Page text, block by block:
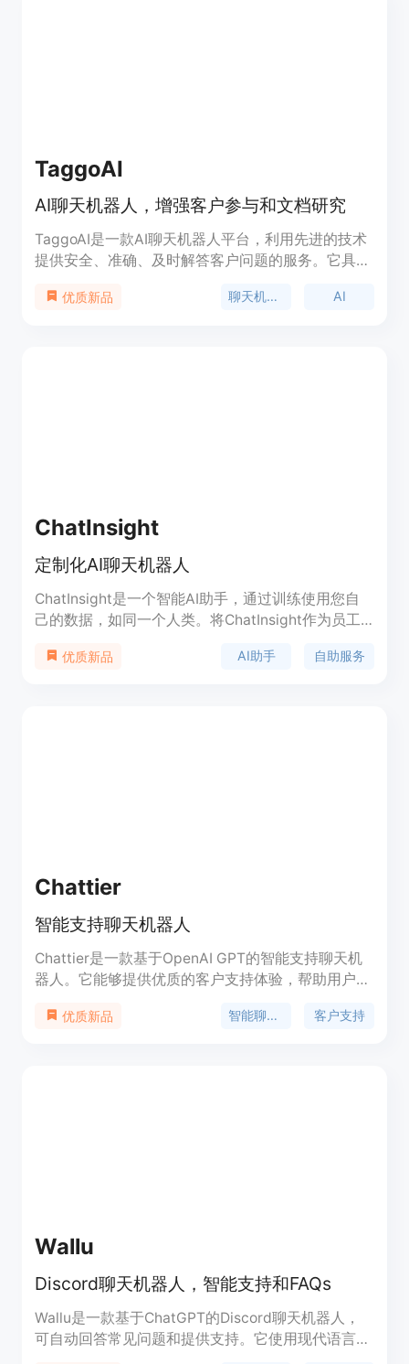
TaggoAI
AI聊天机器人，增强客户参与和文档研究
TaggoAI是一款AI聊天机器人平台，利用先进的技术
提供安全、准确、及时解答客户问题的服务。它具有
成、多语言支持等功能。TaggoAI可以轻松集成到多
优质新品 聊天机器人 AI
ChatInsight
定制化AI聊天机器人
ChatInsight是一个智能AI助手，通过训练使用您自
己的数据，如同一个人类。将ChatInsight作为员工
持、IT支持、市场营销等场景，提供个性化的自助服
优质新品 AI助手 自助服务
Chattier
智能支持聊天机器人
Chattier是一款基于OpenAI GPT的智能支持聊天机
器人。它能够提供优质的客户支持体验，帮助用户解
准聊天格式和3D头像，可轻松嵌入在任何网站上。
优质新品 智能聊天机器人 客户支持
Wallu
Discord聊天机器人，智能支持和FAQs
Wallu是一款基于ChatGPT的Discord聊天机器人，
可自动回答常见问题和提供支持。它使用现代语言模